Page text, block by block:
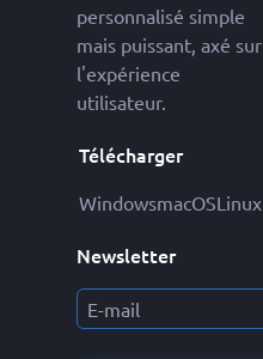
personnalisé simple
mais puissant, axé sur
l'expérience
utilisateur.
Télécharger
WindowsmacOSLinux
Newsletter